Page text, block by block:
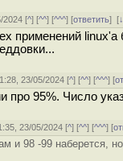
2024 [^] [^^] [^^^] [ответить][
применений
23/05/2024 [^] [^^] [^^^] [
про 95%. Число
23/05/2024 [^] [^^] [^^^] [
и 98 -99 наберется,